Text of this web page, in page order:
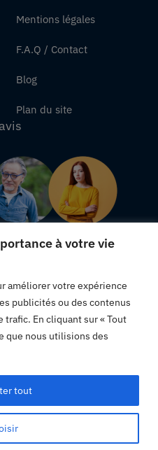
à votre vie
améliorer votre expérience
publicités ou des contenus
En cliquant sur « Tout
que nous utilisions des
tout
Mentions légales
F.A.Q / Contact
Blog
Plan du site
à leurs descriptions."
commandé, je vous
Tous droit réservé.